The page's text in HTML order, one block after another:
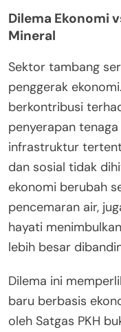
Dilema Ekonomi
Mineral
Sektor tambang
penggerak
berkontribusi
penyerapan
infrastruktur
dan sosial tidak
ekonomi berubah
pencemaran air,
hayati
lebih besar
Dilema ini
baru berbasis
oleh Satgas PKH